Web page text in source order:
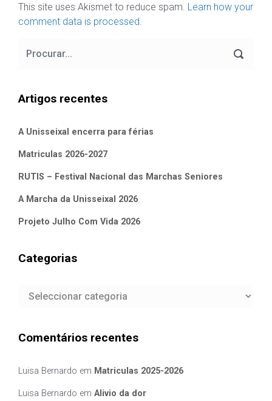
This site uses Akismet to reduce spam. Learn how your
comment data is processed.
Artigos recentes
A Unisseixal encerra para férias
Matriculas 2026-2027
RUTIS – Festival Nacional das Marchas Seniores
A Marcha da Unisseixal 2026
Projeto Julho Com Vida 2026
Categorias
Categorias
Comentários recentes
Luisa Bernardo em Matriculas 2025-2026
Luisa Bernardo em Alivio da dor